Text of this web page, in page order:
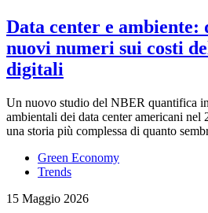
Data center e
nuovi numeri sui costi
digitali
Un nuovo studio del NBER quantifica
ambientali dei data center americani nel
una storia più complessa di quanto
Green Economy
Trends
15 Maggio 2026